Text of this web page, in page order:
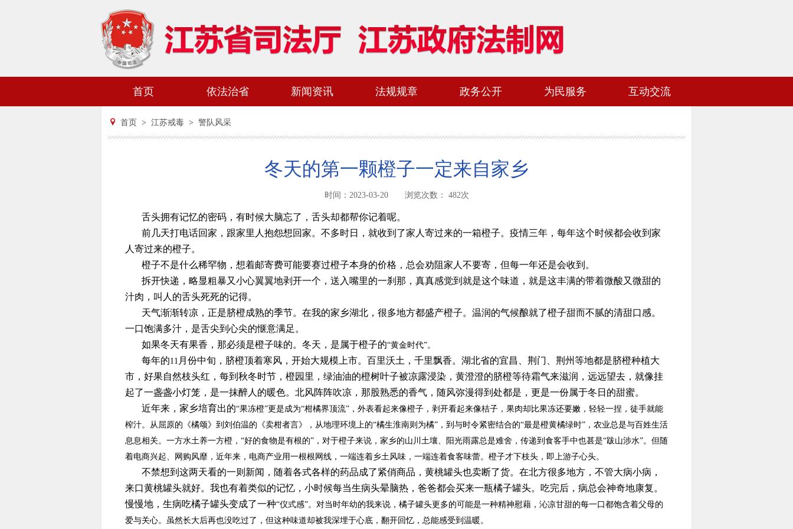
网站地图 加入收藏
首页 依法治省 新闻资讯 法规规章 政务公开 为民服务 互动交流
首页 > 江苏戒毒 > 警队风采
冬天的第一颗橙子一定来自家乡
时间：2023-03-20 浏览次数： 482次
舌头拥有记忆的密码，有时候大脑忘了，舌头却都帮你记着呢。
前几天打电话回家，跟家里人抱怨想回家。不多时日，就收到了家人寄过来的一箱橙子。疫情三年，每年这个时候都会收到家
人寄过来的橙子。
橙子不是什么稀罕物，想着邮寄费可能要赛过橙子本身的价格，总会劝阻家人不要寄，但每一年还是会收到。
拆开快递，略显粗暴又小心翼翼地剥开一个，送入嘴里的一刹那，真真感觉到就是这个味道，就是这丰满的带着微酸又微甜的
汁肉，叫人的舌头死死的记得。
天气渐渐转凉，正是脐橙成熟的季节。在我的家乡湖北，很多地方都盛产橙子。温润的气候酿就了橙子甜而不腻的清甜口感。
一口饱满多汁，是舌尖到心尖的惬意满足。
如果冬天有果香，那必须是橙子味的。冬天，是属于橙子的“黄金时代”。
每年的11 月份中旬，脐橙顶着寒风，开始大规模上市。百里沃土，千里飘香。湖北省的宜昌、荆门、荆州等地都是脐橙种植大
市，好果自然枝头红，每到秋冬时节，橙园里，绿油油的橙树叶子被凉露浸染，黄澄澄的脐橙等待霜气来滋润，远远望去，就像挂
起了一盏盏小灯笼，是一抹醉人的暖色。北风阵阵吹凉，那股熟悉的香气，随风弥漫得到处都是，更是一份属于冬日的甜蜜。
近年来，家乡培育出的“果冻橙”更是成为“柑橘界顶流”，外表看起来像橙子，剥开看起来像桔子，果肉却比果冻还要嫩，轻轻一捏，徒手就能
榨汁。从屈原的《橘颂》到刘伯温的《卖柑者言》，从地理环境上的“橘生淮南则为橘”，到与时令紧密结合的“最是橙黄橘绿时”，农业总是与百姓生活
息息相关。一方水土养一方橙，“好的食物是有根的”，对于橙子来说，家乡的山川土壤、阳光雨露总是难舍，传递到食客手中也甚是“跋山涉水”。但随
着电商兴起、网购风靡，近年来，电商产业用一根根网线，一端连着乡土风味，一端连着食客味蕾。橙子才下枝头，即上游子心头。
不禁想到这两天看的一则新闻，随着各式各样的药品成了紧俏商品，黄桃罐头也卖断了货。在北方很多地方，不管大病小病，
来口黄桃罐头就好。我也有着类似的记忆，小时候每当生病头晕脑热，爸爸都会买来一瓶橘子罐头。吃完后，病总会神奇地康复。
慢慢地，生病吃橘子罐头变成了一种“仪式感”。对当时年幼的我来说，橘子罐头更多的可能是一种精神慰藉，沁凉甘甜的每一口都饱含着父母的
爱与关心。虽然长大后再也没吃过了，但这种味道却被我深埋于心底，翻开回忆，总能感受到温暖。